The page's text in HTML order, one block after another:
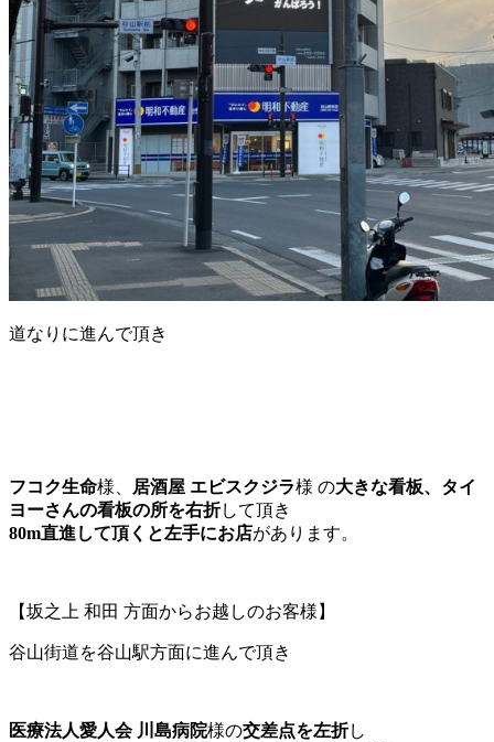
道なりに進んで頂き
フコク生命様、 居酒屋 エビスクジラ様 の大きな看板、タイ
ヨーさんの看板の所を右折して頂き
80m直進して頂くと左手にお店があります。
【坂之上 和田 方面からお越しのお客様】
谷山街道を谷山駅方面に進んで頂き
医療法人愛人会 川島病院様の交差点を左折し